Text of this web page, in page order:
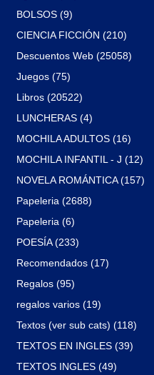
BOLSOS (9)
CIENCIA FICCIÓN (210)
Descuentos Web (25058)
Juegos (75)
Libros (20522)
LUNCHERAS (4)
MOCHILA ADULTOS (16)
MOCHILA INFANTIL - J (12)
NOVELA ROMÁNTICA (157)
Papeleria (2688)
Papeleria (6)
POESÍA (233)
Recomendados (17)
Regalos (95)
regalos varios (19)
Textos (ver sub cats) (118)
TEXTOS EN INGLES (39)
TEXTOS INGLES (49)